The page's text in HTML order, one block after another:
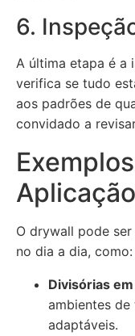
6.
A última etapa é a
verifica se tudo
aos padrões de
convidado a
O drywall pode
no dia a dia, como:
Divisórias
ambientes
adaptáveis.